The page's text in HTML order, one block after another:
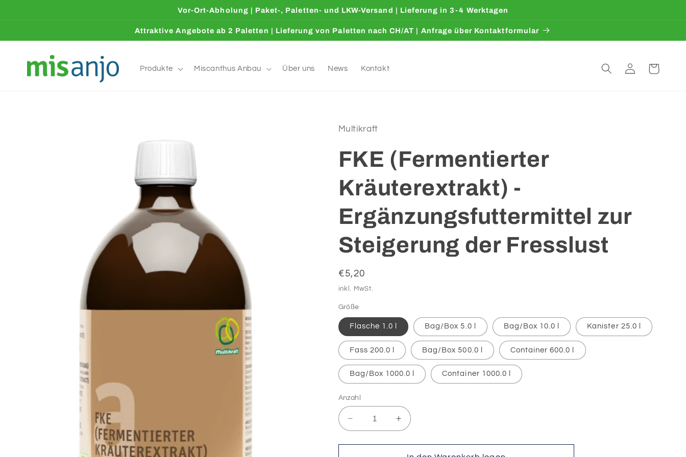
Vor-Ort-Abholung | Paket-, Paletten- und LKW-Versand | Lieferung in 3-4 Werktagen
Attraktive Angebote ab 2 Paletten | Lieferung von Paletten nach CH/AT | Anfrage über Kontaktformular
Produkte Miscanthus Anbau Über uns News Kontakt EinloggenWarenkorb
Multikraft
FKE (Fermentierter
Kräuterextrakt) -
Ergänzungsfuttermittel zur
Steigerung der Fresslust
Normaler
Preis
€5,20
inkl. MwSt.
Größe
Flasche 1.0 l Bag/Box 5.0 l Bag/Box 10.0 l Kanister 25.0 l
Fass 200.0 l Bag/Box 500.0 l Container 600.0 l
Bag/Box 1000.0 l Container 1000.0 l
Anzahl
Verringere
die
Menge
Erhöhe
die
Menge